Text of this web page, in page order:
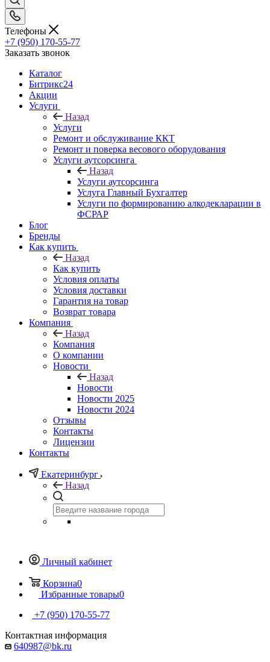
Телефоны
+7 (950) 170-55-77
Заказать звонок
Каталог
Битрикс24
Акции
Услуги
Назад
Услуги
Ремонт и обслуживание ККТ
Ремонт и поверка весового оборудования
Услуги аутсорсинга
Назад
Услуги аутсорсинга
Услуга Главный Бухгалтер
Услуги по формированию алкодекларации в
ФСРАР
Блог
Бренды
Как купить
Назад
Как купить
Условия оплаты
Условия доставки
Гарантия на товар
Возврат товара
Компания
Назад
Компания
О компании
Новости
Назад
Новости
Новости 2025
Новости 2024
Отзывы
Контакты
Лицензии
Контакты
Екатеринбург
Назад
Личный кабинет
Корзина0
Избранные товары0
+7 (950) 170-55-77
Контактная информация
640987@bk.ru